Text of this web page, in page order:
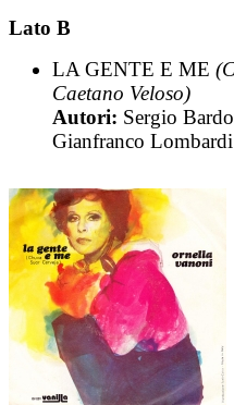
Lato B
LA GENTE E ME
Caetano Veloso)
Autori: Sergio
Gianfranco Lombardi